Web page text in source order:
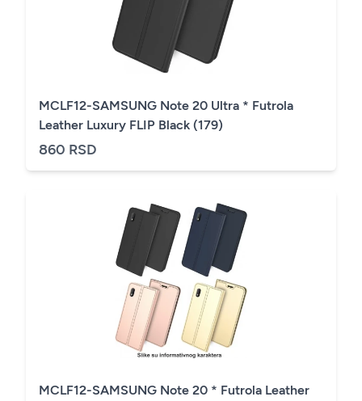
MCLF12-SAMSUNG Note 20 Ultra * Futrola
Leather Luxury FLIP Black (179)
860 RSD
MCLF12-SAMSUNG Note 20 * Futrola Leather